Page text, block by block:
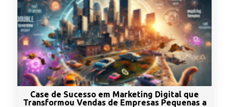
Case de Sucesso em Marketing Digital que
Transformou Vendas de Empresas Pequenas a